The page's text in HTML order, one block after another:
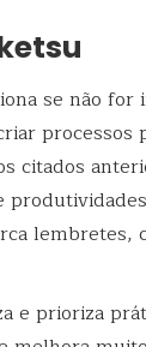
se não for
processos
citados
lembretes,
e prioriza